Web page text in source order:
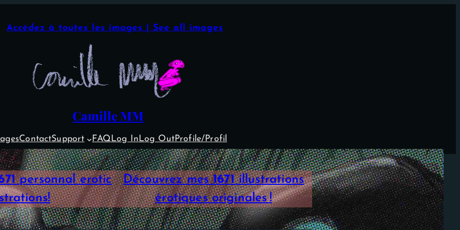
Accédez à toutes les images | See all images
Camille MM
ContactSupport FAQ Log In Log OutProfile/Profil
personnal erotic
Découvrez mes1671illustrations
érotiques originales !